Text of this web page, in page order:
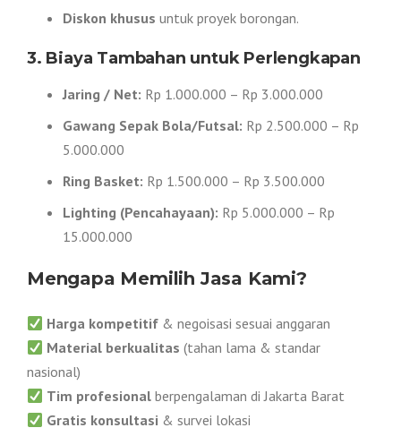
Diskon khusus untuk proyek borongan.
3. Biaya Tambahan untuk Perlengkapan
Jaring / Net: Rp 1.000.000 – Rp 3.000.000
Gawang Sepak Bola/Futsal: Rp 2.500.000 – Rp
5.000.000
Ring Basket: Rp 1.500.000 – Rp 3.500.000
Lighting (Pencahayaan): Rp 5.000.000 – Rp
15.000.000
Mengapa Memilih Jasa Kami?
Harga kompetitif & negoisasi sesuai anggaran
Material berkualitas (tahan lama & standar
nasional)
Tim profesional berpengalaman di Jakarta Barat
Gratis konsultasi & survei lokasi